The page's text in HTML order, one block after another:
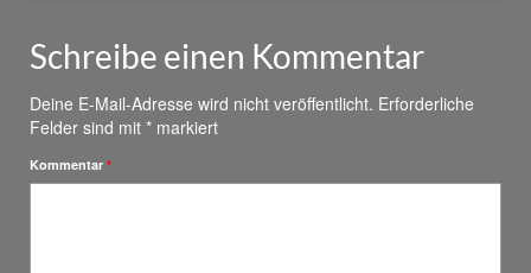
Schreibe einen Kommentar
Deine E-Mail-Adresse wird nicht veröffentlicht. Erforderliche
Felder sind mit * markiert
Kommentar *